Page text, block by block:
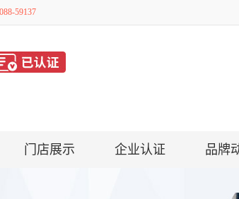
59137
门店展示 企业认证 品牌